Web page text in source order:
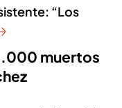
“Los
muertos